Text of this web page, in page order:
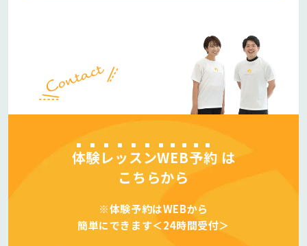
体験レッスンWEB予約 は
こちらから
※体験予約はWEBから
簡単にできます＜24時間受付＞